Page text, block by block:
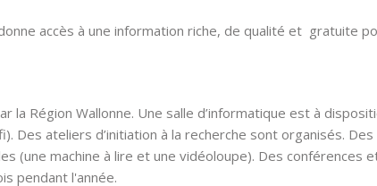
accès à une information riche, de qualité et gratuite
la Région Wallonne. Une salle d’informatique est à
Des ateliers d’initiation à la recherche sont organisés. Des
(une machine à lire et une vidéoloupe). Des conférences
pendant l'année.